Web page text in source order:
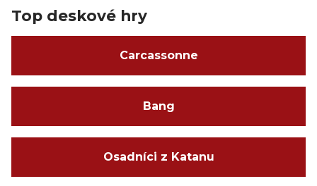
Top deskové hry
Carcassonne
Bang
Osadníci z Katanu